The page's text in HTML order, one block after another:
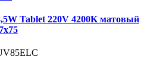
Tablet 220V 4200K матовый